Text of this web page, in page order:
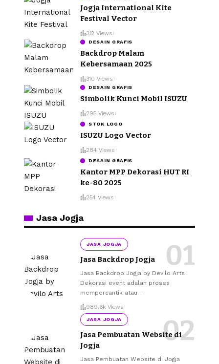
Jogja International Kite
Festival Vector
312 Views
DESAIN GRAFIS
Backdrop Malam
Kebersamaan 2025
310 Views
DESAIN GRAFIS
Simbolik Kunci Mobil ISUZU
295 Views
STOK LOGO
ISUZU Logo Vector
284 Views
DESAIN GRAFIS
Kantor MPP Dekorasi HUT RI
ke-80 2025
254 Views
Jasa Jogja
JASA JOGJA
Jasa Backdrop Jogja
Jasa Backdrop Jogja by Devilo Arts
Dekorasi event adalah proses
mempercantik atau…
989.6k Views
JASA JOGJA
Jasa Pembuatan Website di
Jogja
Jasa Pembuatan Website di Jogja